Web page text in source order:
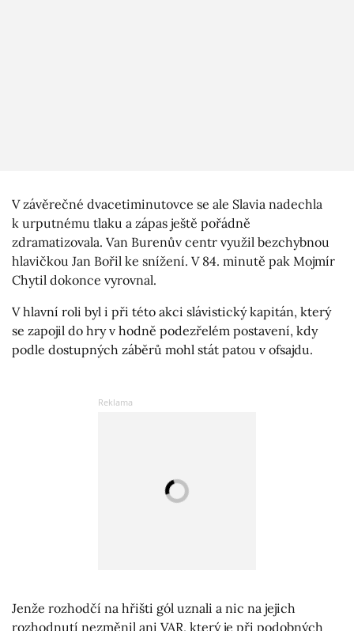
V závěrečné dvacetiminutovce se ale Slavia nadechla
k urputnému tlaku a zápas ještě pořádně
zdramatizovala. Van Burenův centr využil bezchybnou
hlavičkou Jan Bořil ke snížení. V 84. minutě pak Mojmír
Chytil dokonce vyrovnal.
V hlavní roli byl i při této akci slávistický kapitán, který
se zapojil do hry v hodně podezřelém postavení, kdy
podle dostupných záběrů mohl stát patou v ofsajdu.
Jenže rozhodčí na hřišti gól uznali a nic na jejich
rozhodnutí nezměnil ani VAR, který je při podobných